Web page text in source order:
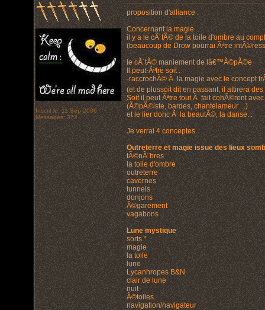
Inscrit le: 11 Sep 2006
Messages: 372
proposition d'alliance :
Concernant la magie
il y a le cÃ´tÃ© de la toile d'ombre au
(beaucoup de Drow pourrai Ãªtre
le cÃ´tÃ© maniement de lâ€™Ã©pÃ©e
Il peut-Ãªtre soit :
-raccrochÃ© Ã la magie avec le concept
(et de plussoit dit en passant, il attirera
Soit il peut Ãªtre tout Ã fait cohÃ©rent
(Ã©pÃ©iste, bardes, chantelameur ...)
et le lier donc Ã la beautÃ©, la danse...
Je verrai 4 conceptes
Outreterre et magie issue des lieux
tÃ©nÃ¨bres
la toile d'ombre
outreterre
cavernes
tunnels
donjons
Ã©garement
vagabons
Lune mystique
sorts *
magie
la toile
lune
Lycanhropes B&N
clair de lune
nuit
Ã©toiles
navigation/navigateur